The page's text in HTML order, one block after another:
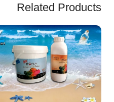
Related Products